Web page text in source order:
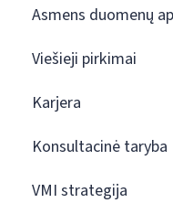
Asmens duomenų
Viešieji pirkimai
Karjera
Konsultacinė taryba
VMI strategija